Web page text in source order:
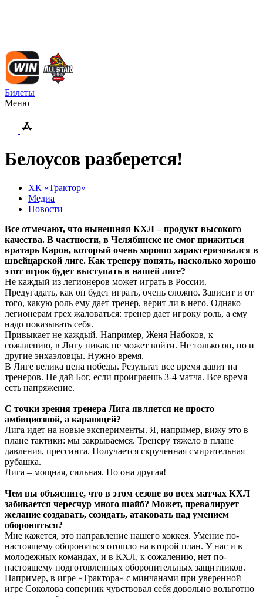
Билеты
Меню
Белоусов разберется!
ХК «Трактор»
Медиа
Новости
Все отмечают, что нынешняя КХЛ – продукт высокого
качества. В частности, в Челябинске не смог прижиться
вратарь Карон, который очень хорошо характеризовался в
швейцарской лиге. Как тренеру понять, насколько хорошо
этот игрок будет выступать в нашей лиге?
Не каждый из легионеров может играть в России.
Предугадать, как он будет играть, очень сложно. Зависит и от
того, какую роль ему дает тренер, верит ли в него. Однако
легионерам грех жаловаться: тренер дает игроку роль, а ему
надо показывать себя.
Привыкает не каждый. Например, Женя Набоков, к
сожалению, в Лигу никак не может войти. Не только он, но и
другие энхаэловцы. Нужно время.
В Лиге велика цена победы. Результат все время давит на
тренеров. Не дай Бог, если проиграешь 3-4 матча. Все время
есть напряжение.
С точки зрения тренера Лига является не просто
амбициозной, а карающей?
Лига идет на новые эксперименты. Я, например, вижу это в
плане тактики: мы закрываемся. Тренеру тяжело в плане
давления, прессинга. Получается скрученная смирительная
рубашка.
Лига – мощная, сильная. Но она другая!
Чем вы объясните, что в этом сезоне во всех матчах КХЛ
забивается чересчур много шайб? Может, превалирует
желание создавать, созидать, атаковать над умением
обороняться?
Мне кажется, это направление нашего хоккея. Умение по-
настоящему обороняться отошло на второй план. У нас и в
молодежных командах, и в КХЛ, к сожалению, нет по-
настоящему подготовленных оборонительных защитников.
Например, в игре «Трактора» с минчанами при уверенной
игре Соколова соперник чувствовал себя довольно вольготно